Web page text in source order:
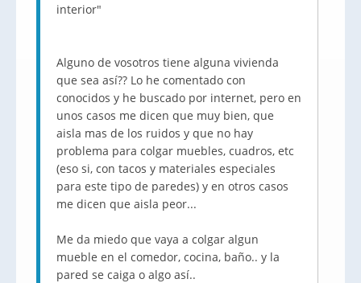
interior"
Alguno de vosotros tiene alguna vivienda
que sea así?? Lo he comentado con
conocidos y he buscado por internet, pero en
unos casos me dicen que muy bien, que
aisla mas de los ruidos y que no hay
problema para colgar muebles, cuadros, etc
(eso si, con tacos y materiales especiales
para este tipo de paredes) y en otros casos
me dicen que aisla peor...
Me da miedo que vaya a colgar algun
mueble en el comedor, cocina, baño.. y la
pared se caiga o algo así..